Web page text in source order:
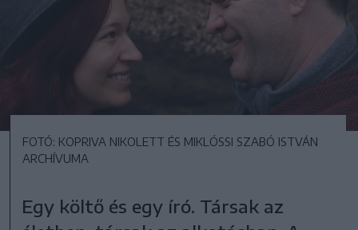
FOTÓ: KOPRIVA NIKOLETT ÉS MIKLÓSSI SZABÓ ISTVÁN
ARCHÍVUMA
Egy költő és egy író. Társak az